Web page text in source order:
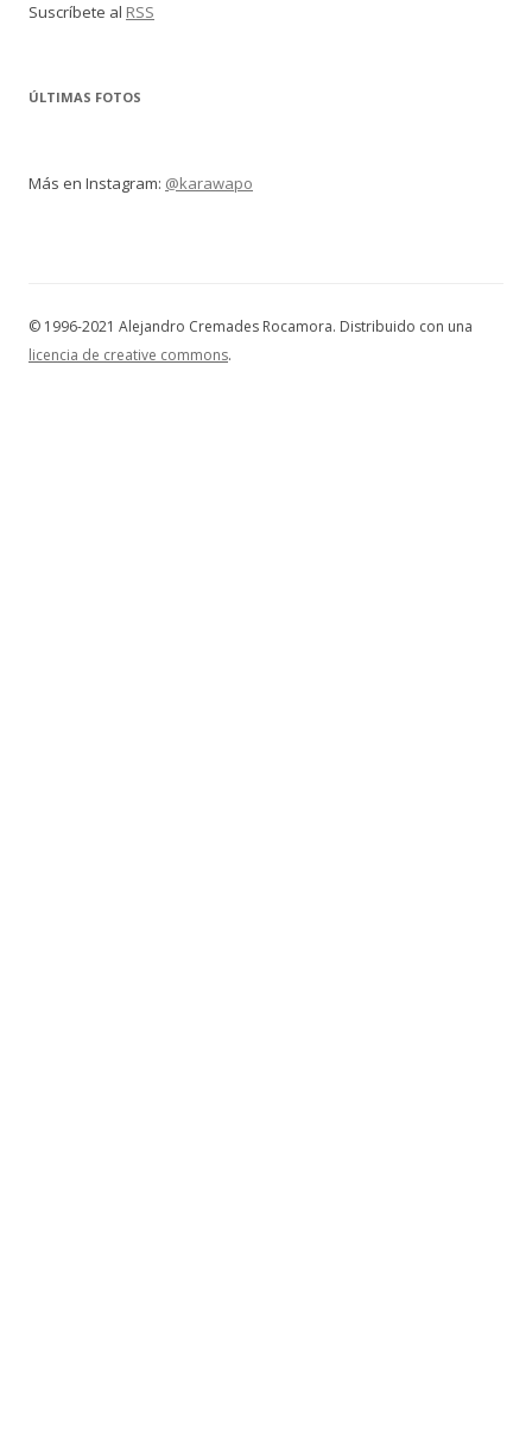
Suscríbete al RSS
ÚLTIMAS FOTOS
Más en Instagram: @karawapo
© 1996-2021 Alejandro Cremades Rocamora. Distribuido con una
licencia de creative commons.